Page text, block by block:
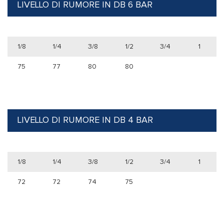
LIVELLO DI RUMORE IN DB 6 BAR
1/8 1/4 3/8 1/2 3/4 1
75 77 80 80
LIVELLO DI RUMORE IN DB 4 BAR
1/8 1/4 3/8 1/2 3/4 1
72 72 74 75